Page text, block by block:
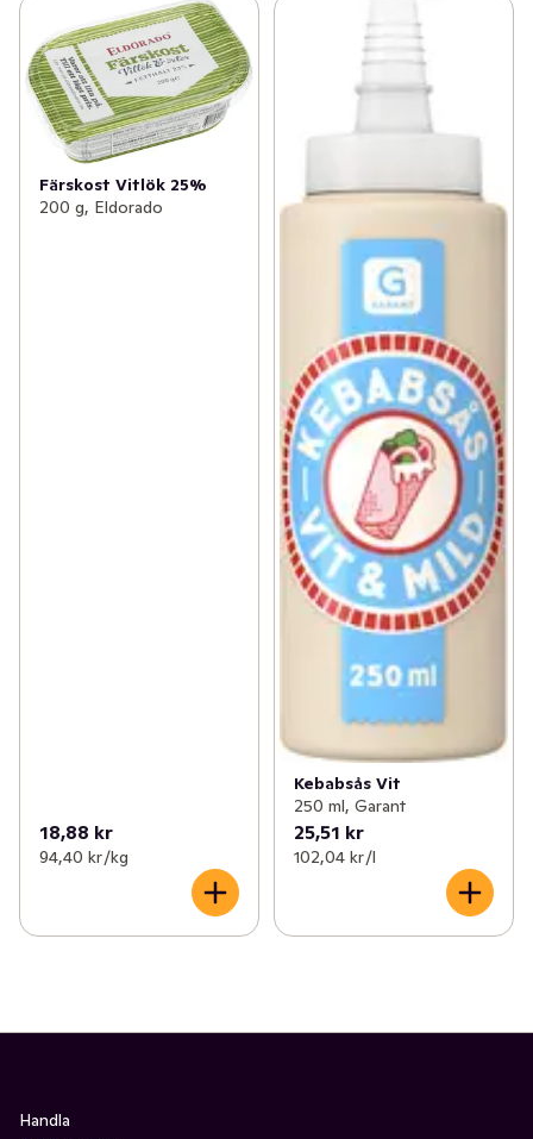
Färskost Vitlök 25%
200 g, Eldorado
18,88 kr
94,40 kr /kg
Kebabsås Vit
250 ml, Garant
25,51 kr
102,04 kr /l
Handla